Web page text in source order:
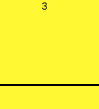
3